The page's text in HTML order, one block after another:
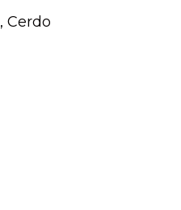
, Cerdo